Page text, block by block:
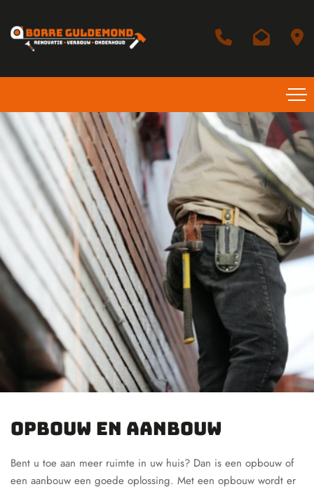
Opbouw en aanbouw
Bent u toe aan meer ruimte in uw huis? Dan is een opbouw of
een aanbouw een goede oplossing. Met een opbouw wordt er